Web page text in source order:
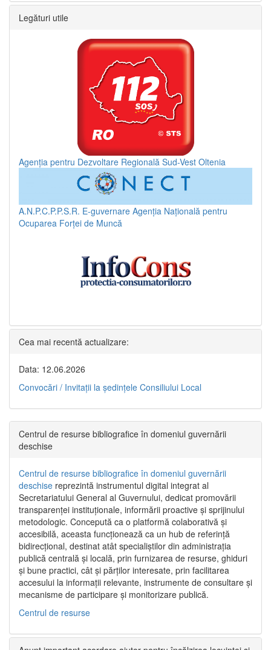
Legături utile
Agenția pentru Dezvoltare Regională Sud-Vest Oltenia
A.N.P.C.P.P.S.R. E-guvernare Agenția Națională pentru
Ocuparea Forței de Muncă
Cea mai recentă actualizare:
Data: 12.06.2026
Convocări / Invitaţii la şedinţele Consiliului Local
Centrul de resurse bibliografice în domeniul guvernării
deschise
Centrul de resurse bibliografice în domeniul guvernării
deschise reprezintă instrumentul digital integrat al
Secretariatului General al Guvernului, dedicat promovării
transparenței instituționale, informării proactive și sprijinului
metodologic. Concepută ca o platformă colaborativă și
accesibilă, aceasta funcționează ca un hub de referință
bidirecțional, destinat atât specialiștilor din administrația
publică centrală și locală, prin furnizarea de resurse, ghiduri
și bune practici, cât și părților interesate, prin facilitarea
accesului la informații relevante, instrumente de consultare și
mecanisme de participare și monitorizare publică.
Centrul de resurse